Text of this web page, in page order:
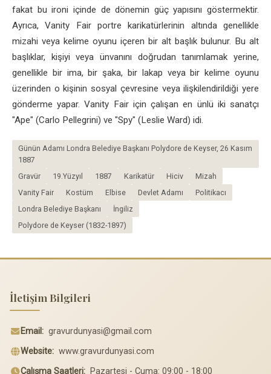
fakat bu ironi içinde de dönemin güç yapısını göstermektir.
Ayrıca, Vanity Fair portre karikatürlerinin altında genellikle
mizahi veya kelime oyunu içeren bir alt başlık bulunur. Bu alt
başlıklar, kişiyi veya ünvanını doğrudan tanımlamak yerine,
genellikle bir ima, bir şaka, bir lakap veya bir kelime oyunu
üzerinden o kişinin sosyal çevresine veya ilişkilendirildiği yere
gönderme yapar. Vanity Fair için çalışan en ünlü iki sanatçı
"Ape" (Carlo Pellegrini) ve "Spy" (Leslie Ward) idi.
Günün Adamı Londra Belediye Başkanı Polydore de Keyser, 26 Kasım
1887
Gravür
19.Yüzyıl 1887 Karikatür Hiciv
Mizah
Vanity Fair
Kostüm Elbise Devlet Adamı
Politikacı
Londra Belediye Başkanı
İngiliz
Polydore de Keyser (1832-1897)
İletişim Bilgileri
Email: gravurdunyasi@gmail.com
Website: www.gravurdunyasi.com
Çalışma Saatleri: Pazartesi - Cuma: 09:00 - 18:00